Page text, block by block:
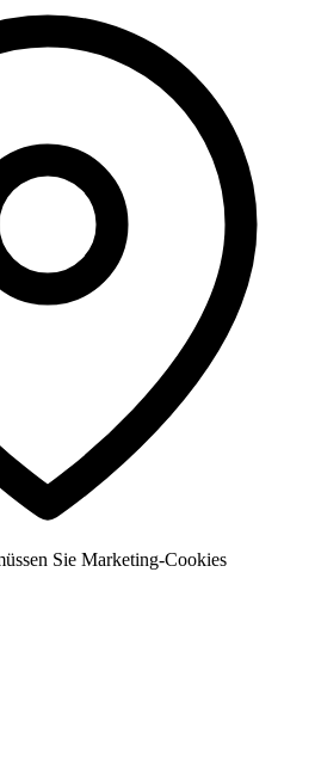
Sie Marketing-Cookies